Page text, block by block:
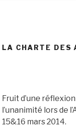
LA CHARTE DES
Fruit d’une
l’unanimité lors de
15&16 mars 2014.